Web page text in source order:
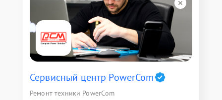
Сервисный центр PowerCom
Ремонт техники PowerCom